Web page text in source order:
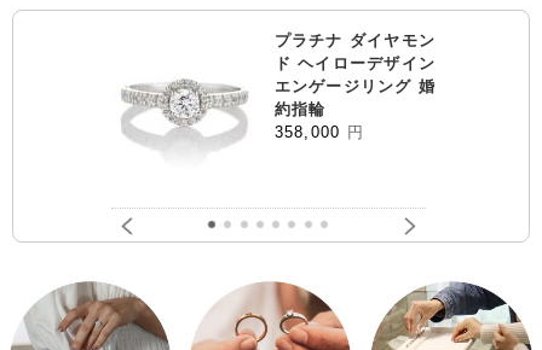
プラチナ ダイヤモン
ド ヘイローデザイン
エンゲージリング 婚
約指輪
358,000 円